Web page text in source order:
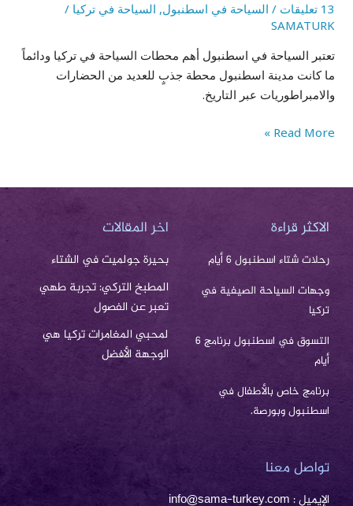
13 تعليقات / السياحة في اسطنبول, السياحة في تركيا /
SAMATURK
تعتبر السياحة في اسطنبول أهم محطات السياحة في تركيا ودائماً
ما كانت مدينة اسطنبول محطة جذبٍ للعديد من الحضارات
والامبراطوريات عبر التاريخ.
Read More »
الاكثر قراءة
رحلات شتاء اسطنبول 6 أيام
وجهات السياحة الصيفية في
تركيا
التسوق في اسطنبول برنامج 6
أيام
برنامج خاص بالأطفال في
اسطنبول وبورصة.
اخر المقالات
بحيرة جولميت في الشتاء
المطبخ التركي: تجربة طهي
تعبر عن الفصول
لمحبي المغامرات تركيا هي
الوجهة الأفضل
تواصل معنا
الإيميل : info@sama-turkey.com